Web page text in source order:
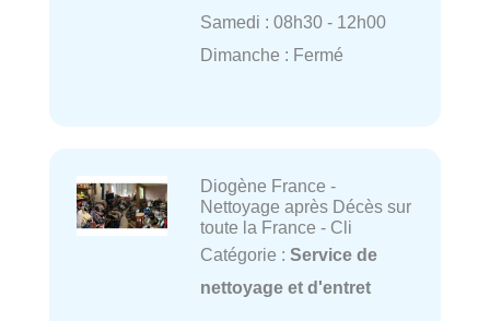
Samedi : 08h30 - 12h00
Dimanche : Fermé
Diogène France -
Nettoyage après Décès sur
toute la France - Cli
Catégorie : Service de
nettoyage et d'entret